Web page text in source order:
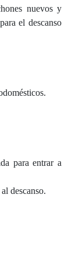
nuevos y
el descanso
para entrar a
descanso.